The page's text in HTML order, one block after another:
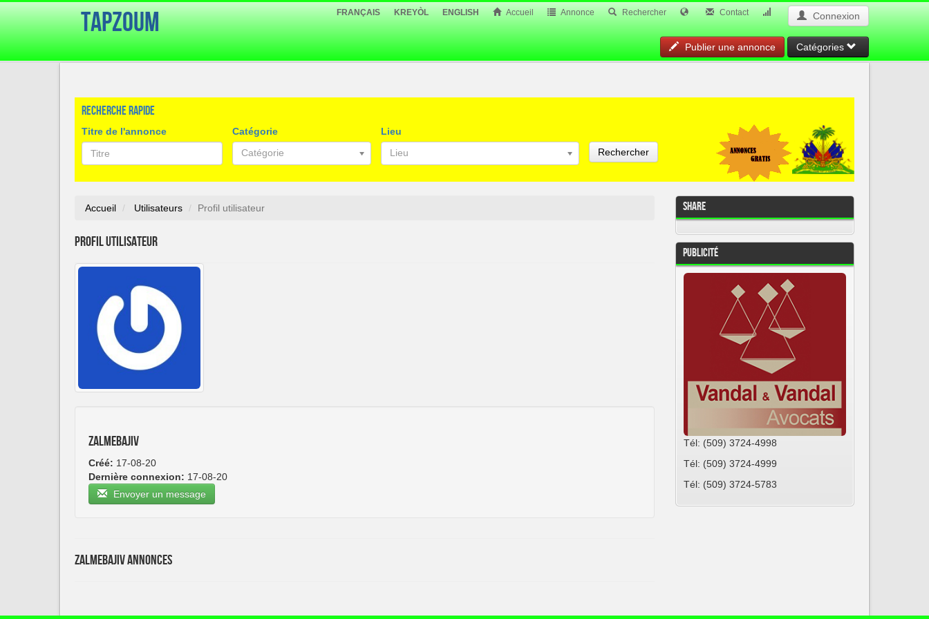
TapZoum FRANÇAIS KREYÒL ENGLISH Accueil Annonce Rechercher Contact Connexion
Publier une annonce Catégories
Recherche rapide
Titre de l'annonce
Catégorie
Catégorie
Lieu
Lieu
Rechercher
Accueil Utilisateurs Profil utilisateur
Profil utilisateur
zalmebajiv
Créé: 17-08-20
Dernière connexion: 17-08-20
Envoyer un message
zalmebajiv Annonces
Share
Publicité
Tél: (509) 3724-4998
Tél: (509) 3724-4999
Tél: (509) 3724-5783